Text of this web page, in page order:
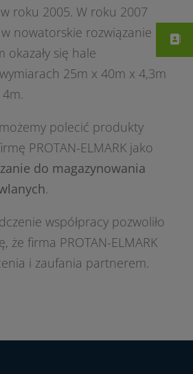
roku 2005. W roku 2007
nowatorskie rozwiązanie
się hale
25m x 40m x 4,3m
polecić produkty
PROTAN-ELMARK jako
do magazynowania
.
współpracy pozwoliło
że firma PROTAN-ELMARK
i zaufania partnerem.